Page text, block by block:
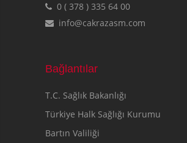
0 ( 378 ) 335 64 00
info@cakrazasm.com
Bağlantılar
T.C. Sağlık Bakanlığı
Türkiye Halk Sağlığı Kurumu
Bartın Valiliği